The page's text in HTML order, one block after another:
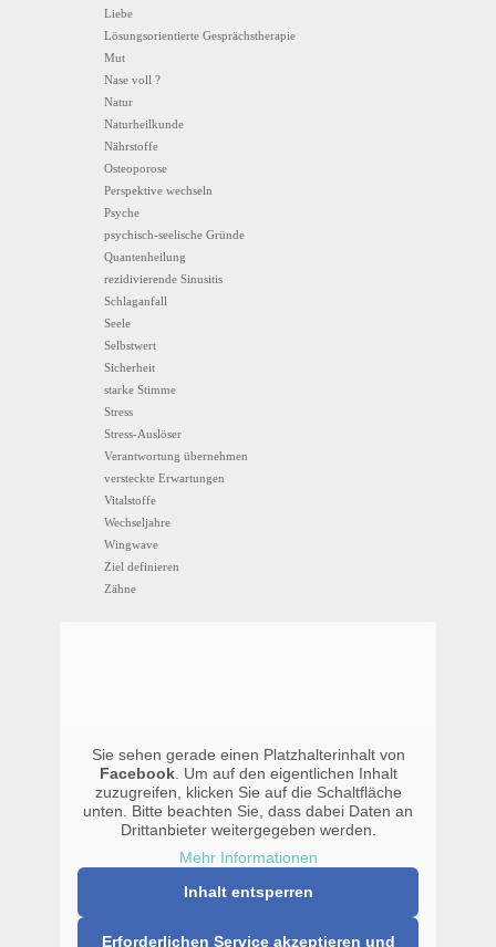
Liebe
Lösungsorientierte Gesprächstherapie
Mut
Nase voll ?
Natur
Naturheilkunde
Nährstoffe
Osteoporose
Perspektive wechseln
Psyche
psychisch-seelische Gründe
Quantenheilung
rezidivierende Sinusitis
Schlaganfall
Seele
Selbstwert
Sicherheit
starke Stimme
Stress
Stress-Auslöser
Verantwortung übernehmen
versteckte Erwartungen
Vitalstoffe
Wechseljahre
Wingwave
Ziel definieren
Zähne
Sie sehen gerade einen Platzhalterinhalt von
Facebook. Um auf den eigentlichen Inhalt
zuzugreifen, klicken Sie auf die Schaltfläche
unten. Bitte beachten Sie, dass dabei Daten an
Drittanbieter weitergegeben werden.
Mehr Informationen
Inhalt entsperren
Erforderlichen Service akzeptieren und